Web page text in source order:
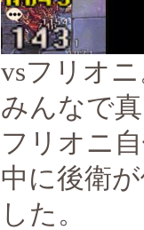
vsフリオ
みんなで
フリオニ
中に後衛
した。